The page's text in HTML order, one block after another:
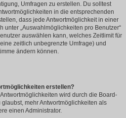
Umfragen zu erstellen. Du solltest
in die entsprechenden
dass jede Antwortmöglichkeit in einer
unter „Auswahlmöglichkeiten pro Benutzer“
auswählen kann, welches Zeitlimit für
zeitlich unbegrenzte Umfrage) und
ändern können.
erstellen?
wird durch die Board-
mehr Antwortmöglichkeiten als
einen Administrator.